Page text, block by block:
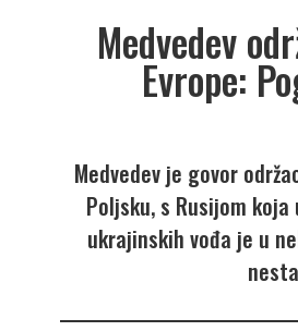
Medvedev
Evrope:
Medvedev je govor
Poljsku, s Rusijom
ukrajinskih vođa je u